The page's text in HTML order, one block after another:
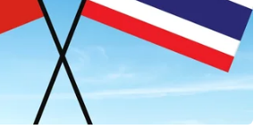
khỉ đói trên đảo Bali “đột
thích do khách du lịch cung cấp